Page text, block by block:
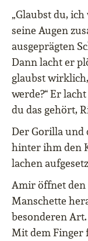
„Glaubst du,
seine Augen
ausgeprägten
Dann lacht er
glaubst
werde?“ Er
du das gehört,
Der Gorilla und
hinter ihm den
lachen
Amir öffnet
Manschette
besonderen
Mit dem Finger